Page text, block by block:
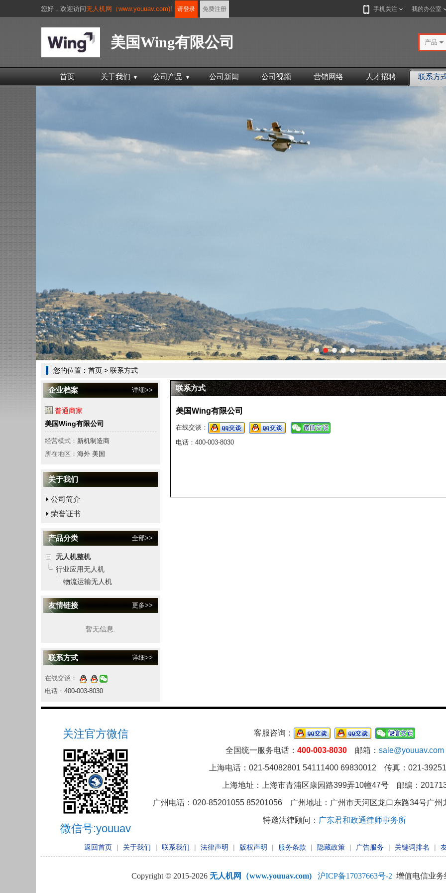
您好， 欢迎访问无人机网（www.youuav.com)! 请登录 免费注册 手机关注 我的办公室
美国Wing有限公司 产品
首页 关于我们 ▼ 公司产品 ▼ 公司新闻 公司视频 营销网络 人才招聘 联系方
您的位置： 首页 > 联系方式
企业档案 详细>>
普通商家
美国Wing有限公司
经营模式： 新机制造商
所在地区： 海外 美国
关于我们
公司简介
荣誉证书
产品分类 全部>>
无人机整机
行业应用无人机
物流运输无人机
友情链接 更多>>
暂无信息.
联系方式 详细>>
在线交谈：
电话： 400-003-8030
联系方式
美国Wing有限公司
在线交谈：
电话： 400-003-8030
客服咨询：
全国统一服务电话： 400-003-8030邮箱： sale@youuav.com
上海电话：021-54082801 54111400 69830012 传真：021-
上海地址：上海市青浦区康园路399弄10幢47号 邮编：
广州电话：020-85201055 85201056 广州地址： 广州市天河区龙口东路34号广
特邀法律顾问： 广东君和政通律师事务所
关注官方微信
微信号:youuav
返回首页 | 关于我们 | 联系我们 | 法律声明 | 版权声明 | 服务条款 | 隐藏政策 | 广告服务 | 关键词排名 |
Copyright © 2015-2026 无人机网（www.youuav.com) 沪ICP备17037663号-2 增值电信业务